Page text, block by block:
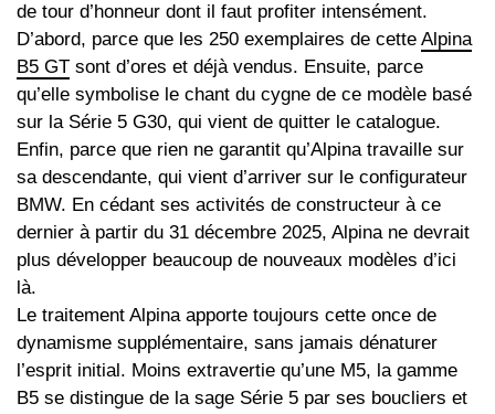
de tour d’honneur dont il faut profiter intensément.
D’abord, parce que les 250 exemplaires de cette Alpina
B5 GT sont d’ores et déjà vendus. Ensuite, parce
qu’elle symbolise le chant du cygne de ce modèle basé
sur la Série 5 G30, qui vient de quitter le catalogue.
Enfin, parce que rien ne garantit qu’Alpina travaille sur
sa descendante, qui vient d’arriver sur le configurateur
BMW. En cédant ses activités de constructeur à ce
dernier à partir du 31 décembre 2025, Alpina ne devrait
plus développer beaucoup de nouveaux modèles d’ici
là.
Le traitement Alpina apporte toujours cette once de
dynamisme supplémentaire, sans jamais dénaturer
l’esprit initial. Moins extravertie qu’une M5, la gamme
B5 se distingue de la sage Série 5 par ses boucliers et